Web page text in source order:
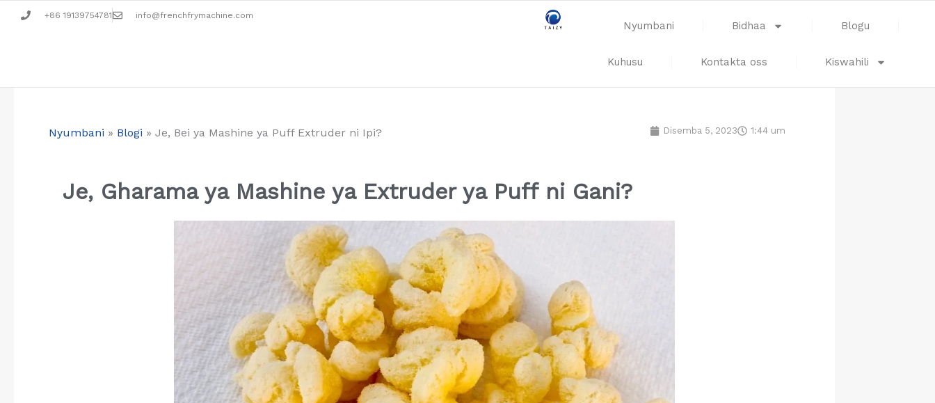
+86 19139754781 info@frenchfrymachine.com
Nyumbani Bidhaa Blogu
Kuhusu Kontakta oss Kiswahili
Nyumbani » Blogi » Je, Bei ya Mashine ya Puff Extruder ni Ipi? Disemba 5, 2023 1:44 um
Je, Gharama ya Mashine ya Extruder ya Puff ni Gani?